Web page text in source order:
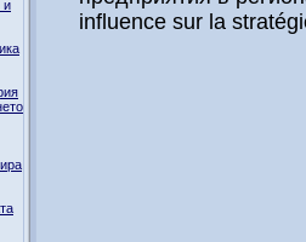
и
influence sur la